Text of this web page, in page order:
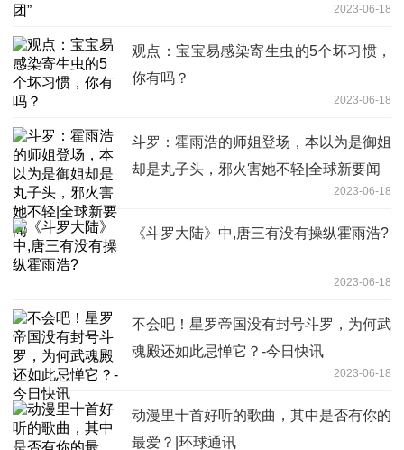
2023-06-18
观点：宝宝易感染寄生虫的5个坏习惯，
你有吗？
2023-06-18
斗罗：霍雨浩的师姐登场，本以为是御姐
却是丸子头，邪火害她不轻|全球新要闻
2023-06-18
《斗罗大陆》中,唐三有没有操纵霍雨浩?
2023-06-18
不会吧！星罗帝国没有封号斗罗，为何武
魂殿还如此忌惮它？-今日快讯
2023-06-18
动漫里十首好听的歌曲，其中是否有你的
最爱？|环球通讯